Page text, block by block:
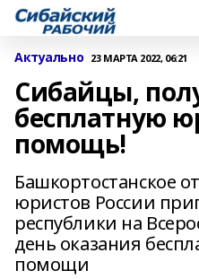
Актуально 23 МАРТА 2022, 06:21
Сибайцы,
бесплатную
помощь!
Башкортостанское
юристов России
республики на
день оказания
помощи